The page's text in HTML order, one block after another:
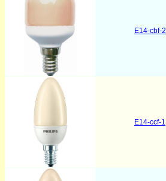
E14-cbf-2
E14-ccf-1